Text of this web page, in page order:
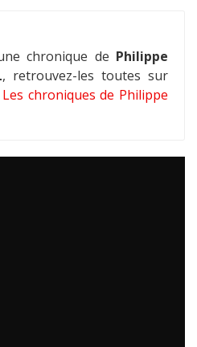
chronique de Philippe
, retrouvez-les toutes sur
Les chroniques de Philippe